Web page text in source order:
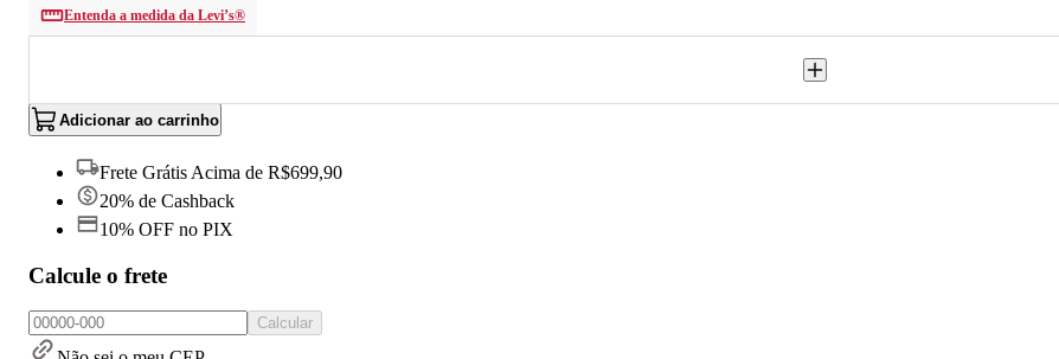
Entenda a medida da Levi’s®
Adicionar ao carrinho
Frete Grátis Acima de R$699,90
20% de Cashback
10% OFF no PIX
Calcule o frete
Calcular